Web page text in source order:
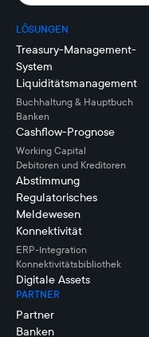
LÖSUNGEN
Treasury-Management-
System
Liquiditätsmanagement
Buchhaltung & Hauptbuch
Banken
Cashflow-Prognose
Working Capital
Debitoren und Kreditoren
Abstimmung
Regulatorisches
Meldewesen
Konnektivität
ERP-Integration
Konnektivitätsbibliothek
Digitale Assets
PARTNER
Partner
Banken